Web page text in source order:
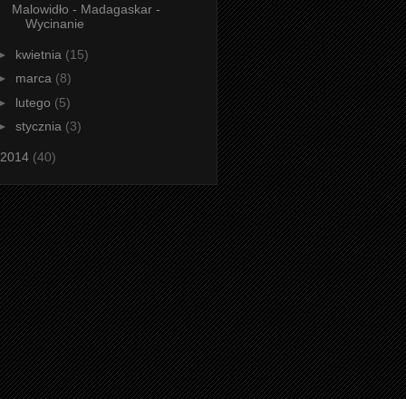
Malowidło - Madagaskar -
Wycinanie
kwietnia (15)
marca (8)
lutego (5)
stycznia (3)
2014 (40)